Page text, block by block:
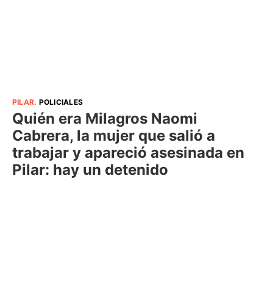
PILAR. POLICIALES
Quién era Milagros Naomi
Cabrera, la mujer que salió a
trabajar y apareció asesinada en
Pilar: hay un detenido